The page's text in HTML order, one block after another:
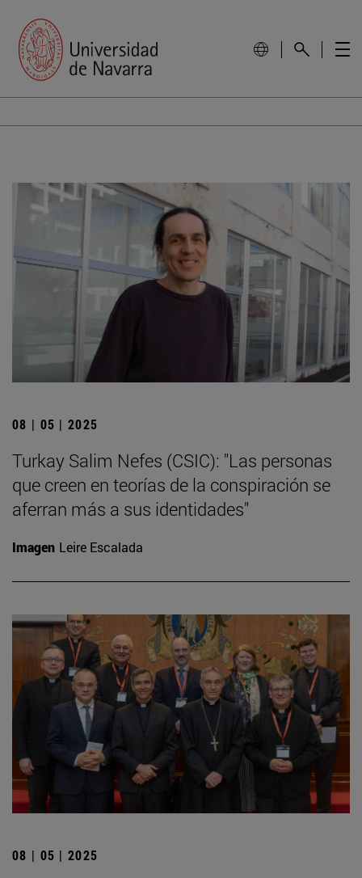
08 | 05 | 2025
Turkay Salim Nefes (CSIC): "Las personas
que creen en teorías de la conspiración se
aferran más a sus identidades"
Imagen Leire Escalada
08 | 05 | 2025